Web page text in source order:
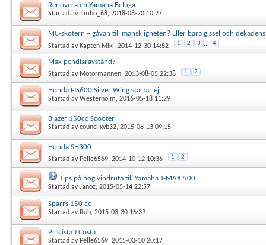
Renovera en Yamaha Beluga
Startad avJimbo_68, 2018-08-20 10:27
MC-skotern – gåvan till mänskligheten? Eller bara gissel och
Startad av Kapten Miki, 2014-12-30 14:52 1 2 3 ... 4
Max pendlaravstånd?
Startad av Motormannen, 2013-08-05 22:38 1 2
Honda FJS600 Silver Wing startar ej
Startad avWesterholm, 2016-05-18 11:29
Blazer 150cc Scooter
Startad avcouncilxvb32, 2015-08-13 09:15
Honda SH300
Startad av Pelle6569, 2014-10-12 10:36 1 2
Tips på hög vindruta till Yamaha T-MAX 500
Startad avJanoz, 2015-05-14 22:57
Sparrs 150 cc
Startad av Rob, 2015-03-30 16:39
Prislista J.Costa
Startad av Pelle6569, 2015-03-10 20:17